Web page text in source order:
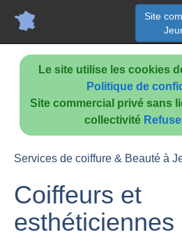
Le site utilise les cookies
Politique de
Site commercial privé sans
collectivité
Site
Services de coiffure & Beauté à
Coiffeurs et